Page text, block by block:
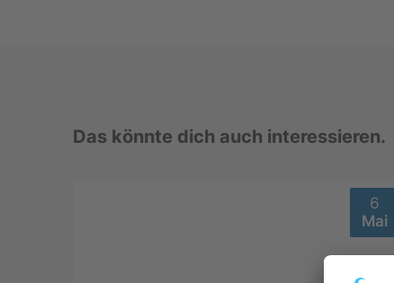
Das könnte dich auch interessieren.
6
Mai